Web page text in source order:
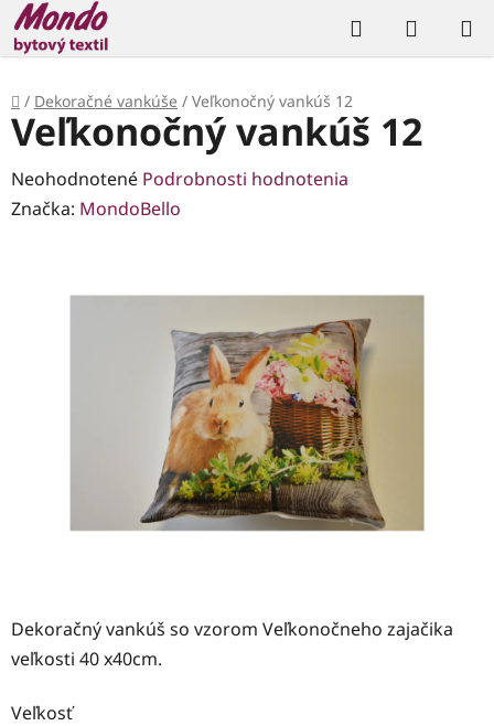
Prejsť
na
obsah
Hľadať
KOŠÍK
Domov
/ Dekoračné vankúše / Veľkonočný vankúš 12
Dekoračný vankúš so vzorom Veľkonočneho zajačika
veľkosti 40 x40cm.
Veľkosť
Veľkonočný vankúš 12
Priemerné
hodnotenie
Neohodnotené Podrobnosti hodnotenia
Značka: MondoBello